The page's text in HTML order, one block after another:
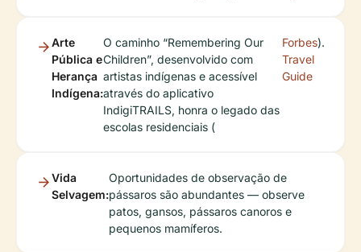
Arte
Pública e
Herança
Indígena:
O caminho “Remembering Our
Children”, desenvolvido com
artistas indígenas e acessível
através do aplicativo
IndigiTRAILS, honra o legado das
escolas residenciais (
Forbes
Travel
Guide
).
Vida
Selvagem:
Oportunidades de observação de
pássaros são abundantes — observe
patos, gansos, pássaros canoros e
pequenos mamíferos.